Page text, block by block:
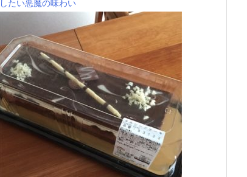
したい悪魔の味わい